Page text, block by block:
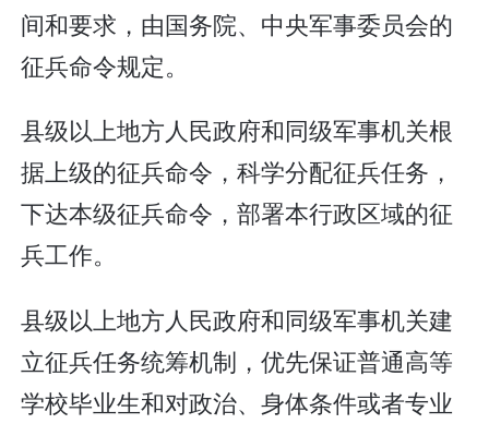
间和要求，由国务院、中央军事委员会的
征兵命令规定。
县级以上地方人民政府和同级军事机关根
据上级的征兵命令，科学分配征兵任务，
下达本级征兵命令，部署本行政区域的征
兵工作。
县级以上地方人民政府和同级军事机关建
立征兵任务统筹机制，优先保证普通高等
学校毕业生和对政治、身体条件或者专业